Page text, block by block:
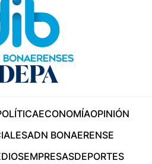
ECONOMÍAOPINIÓN
ADN BONAERENSE
EMPRESASDEPORTES